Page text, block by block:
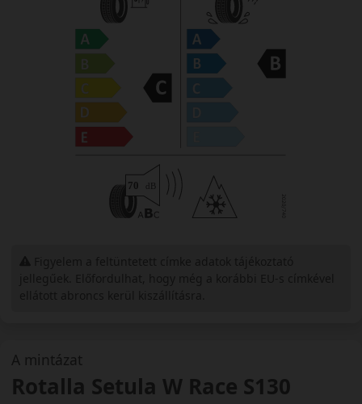
A mintázat
Rotalla Setula W Race S130